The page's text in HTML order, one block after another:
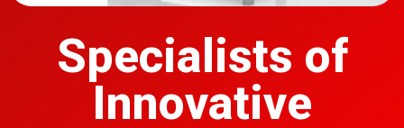
Specialists of
Innovative